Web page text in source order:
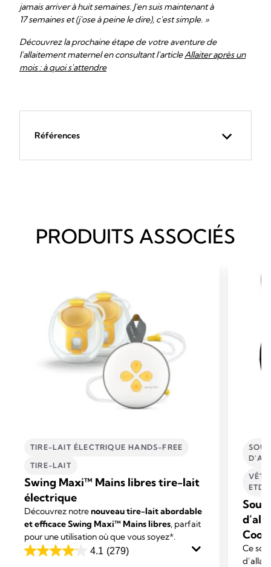
jamais arriver à huit semaines. J'en suis maintenant à
17 semaines et (j'ose à peine le dire), c'est simple. »
Découvrez la prochaine étape de votre aventure de
l'allaitement maternel en consultant l'articleAllaiter après un
mois : à quoi s'attendre
Références
PRODUITS ASSOCIÉS
TIRE-LAIT ÉLECTRIQUE HANDS-FREE
TIRE-LAIT
Swing Maxi™ Mains libres tire-lait
électrique​
Découvrez notrenouveau tire-lait abordable
et efficace Swing Maxi™ Mains libres, parfait
pour une utilisation où que vous soyez*.
4.1 (279)
4.1
Ce